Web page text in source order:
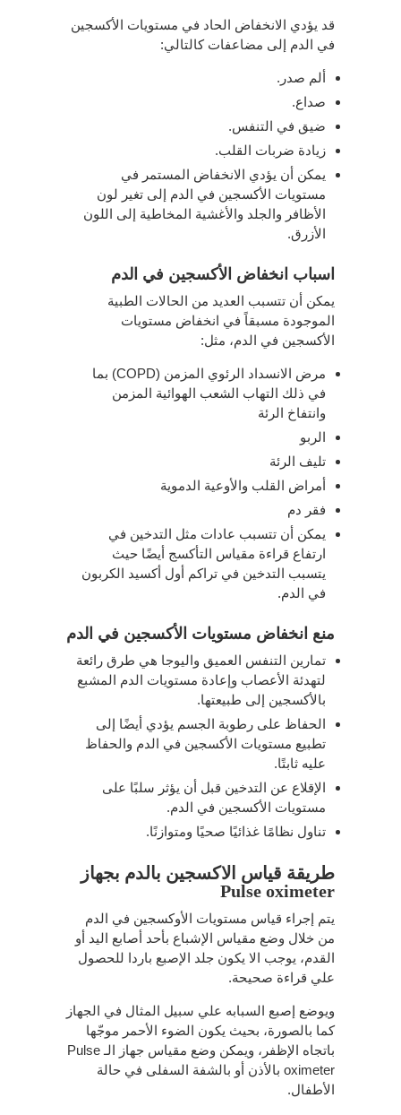
قد يؤدي الانخفاض الحاد في مستويات الأكسجين
في الدم إلى مضاعفات كالتالي:
ألم صدر.
صداع.
ضيق في التنفس.
زيادة ضربات القلب.
يمكن أن يؤدي الانخفاض المستمر في
مستويات الأكسجين في الدم إلى تغير لون
الأظافر والجلد والأغشية المخاطية إلى اللون
الأزرق.
اسباب انخفاض الأكسجين في الدم
يمكن أن تتسبب العديد من الحالات الطبية
الموجودة مسبقاً في انخفاض مستويات
الأكسجين في الدم، مثل:
مرض الانسداد الرئوي المزمن (COPD) بما
في ذلك التهاب الشعب الهوائية المزمن
وانتفاخ الرئة
الربو
تليف الرئة
أمراض القلب والأوعية الدموية
فقر دم
يمكن أن تتسبب عادات مثل التدخين في
ارتفاع قراءة مقياس التأكسج أيضًا حيث
يتسبب التدخين في تراكم أول أكسيد الكربون
في الدم.
منع انخفاض مستويات الأكسجين في الدم
تمارين التنفس العميق واليوجا هي طرق رائعة
لتهدئة الأعصاب وإعادة مستويات الدم المشبع
بالأكسجين إلى طبيعتها.
الحفاظ على رطوبة الجسم يؤدي أيضًا إلى
تطبيع مستويات الأكسجين في الدم والحفاظ
عليه ثابتًا.
الإقلاع عن التدخين قبل أن يؤثر سلبًا على
مستويات الأكسجين في الدم.
تناول نظامًا غذائيًا صحيًا ومتوازنًا.
طريقة قياس الاكسجين بالدم بجهاز
Pulse oximeter
يتم إجراء قياس مستويات الأوكسجين في الدم
من خلال وضع مقياس الإشباع بأحد أصابع اليد أو
القدم، يوجب الا يكون جلد الإصبع باردا للحصول
علي قراءة صحيحة.
ويوضع إصبع السبابه علي سبيل المثال في الجهاز
كما بالصورة، بحيث يكون الضوء الأحمر موجّها
باتجاه الإظفر، ويمكن وضع مقياس جهاز الـ Pulse
oximeter بالأذن أو بالشفة السفلى في حالة
الأطفال.